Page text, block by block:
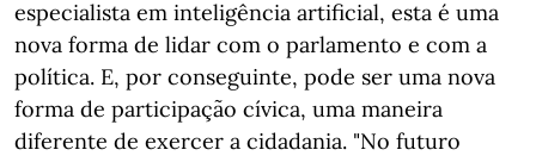
especialista em inteligência artificial, esta é uma
nova forma de lidar com o parlamento e com a
política. E, por conseguinte, pode ser uma nova
forma de participação cívica, uma maneira
diferente de exercer a cidadania. "No futuro